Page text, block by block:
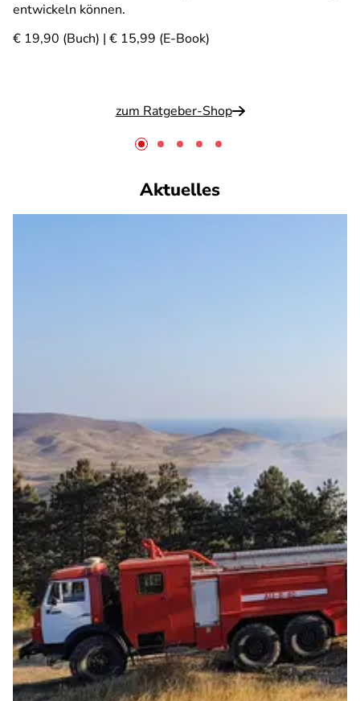
entwickeln können.
€ 19,90 (Buch) | € 15,99 (E-Book)
zum Ratgeber-Shop
Aktuelles